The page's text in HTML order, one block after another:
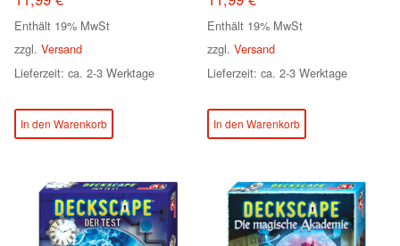
Enthält 19% MwSt
zzgl. Versand
Lieferzeit: ca. 2-3 Werktage
In den Warenkorb
Enthält 19% MwSt
zzgl.Versand
Lieferzeit: ca. 2-3 Werktage
In den Warenkorb